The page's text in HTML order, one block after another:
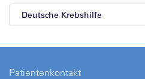
Deutsche Krebshilfe
Patientenkontakt